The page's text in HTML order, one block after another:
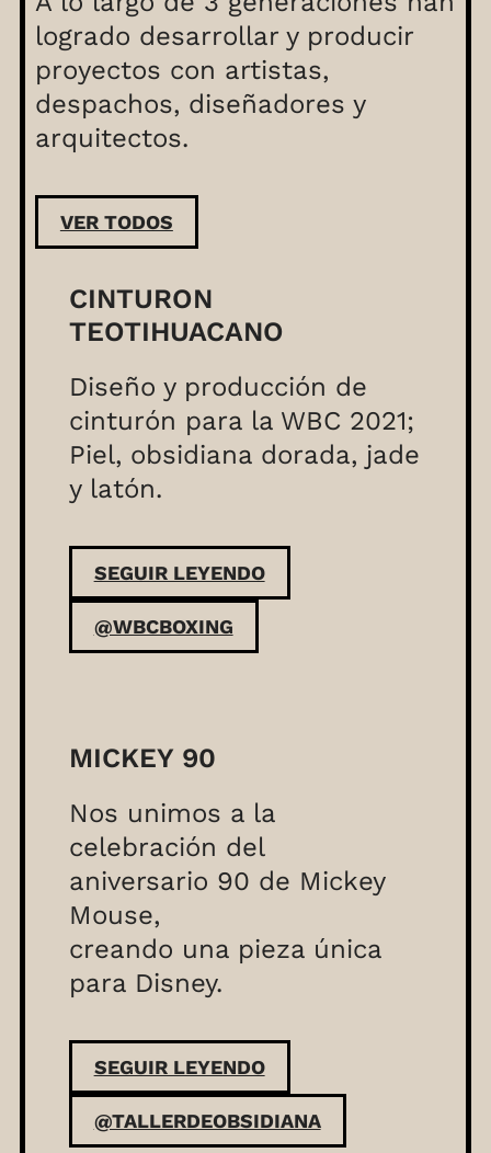
logrado desarrollar y producir
proyectos con artistas,
despachos, diseñadores y
arquitectos.
VER TODOS
CINTURON
TEOTIHUACANO
Diseño y producción de
cinturón para la WBC 2021;
Piel, obsidiana dorada, jade
y latón.
SEGUIR LEYENDO
@WBCBOXING
MICKEY 90
Nos unimos a la
celebración del
aniversario 90 de Mickey
Mouse,
creando una pieza única
para Disney.
SEGUIR LEYENDO
@TALLERDEOBSIDIANA